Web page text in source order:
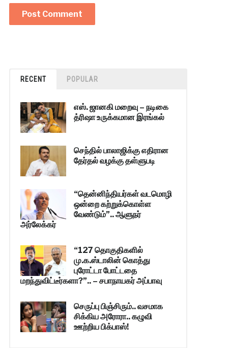
RECENT POPULAR
எஸ். ஜானகி மறைவு – நடிகை
த்ரிஷா உருக்கமான இரங்கல்
செந்தில் பாலாஜிக்கு எதிரான
தேர்தல் வழக்கு தள்ளுபடி
“தென்னிந்தியர்கள் வடமொழி
ஒன்றை கற்றுக்கொள்ள
வேண்டும்”.. ஆளுநர்
அர்லேக்கர்
“127 தொகுதிகளில்
மு.க.ஸ்டாலின் கொத்து
புரோட்டா போட்டதை
மறந்துவிட்டீர்களா?”.. – சபாநாயகர் அப்பாவு
செருப்பு பிஞ்சிரும்.. வசமாக
சிக்கிய அரோரா.. கழுவி
ஊற்றிய பிக்பாஸ்!